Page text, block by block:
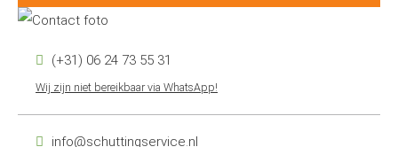
(+31) 06 24 73 55 31
Wij zijn niet bereikbaar via WhatsApp!
info@schuttingservice.nl